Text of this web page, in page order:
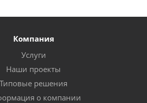
Компания
Услуги
Наши проекты
Типовые решения
о компании